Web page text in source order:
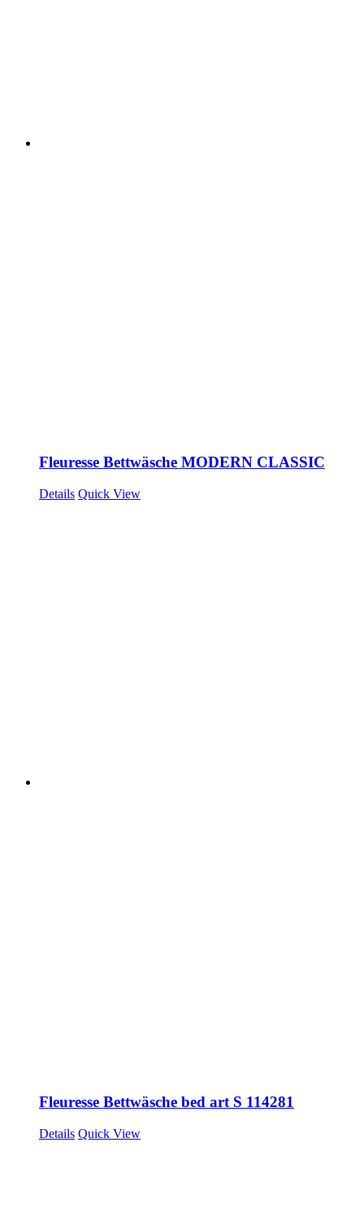
Fleuresse Bettwäsche MODERN CLASSIC
Details Quick View
Fleuresse Bettwäsche bed art S 114281
Details Quick View